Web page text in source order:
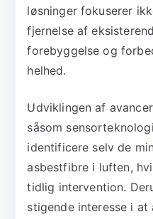
løsninger fokuserer
fjernelse af
forebyggelse og
helhed.
Udviklingen af
såsom
identificere selv de
asbestfibre i luften,
tidlig intervention.
stigende interesse i